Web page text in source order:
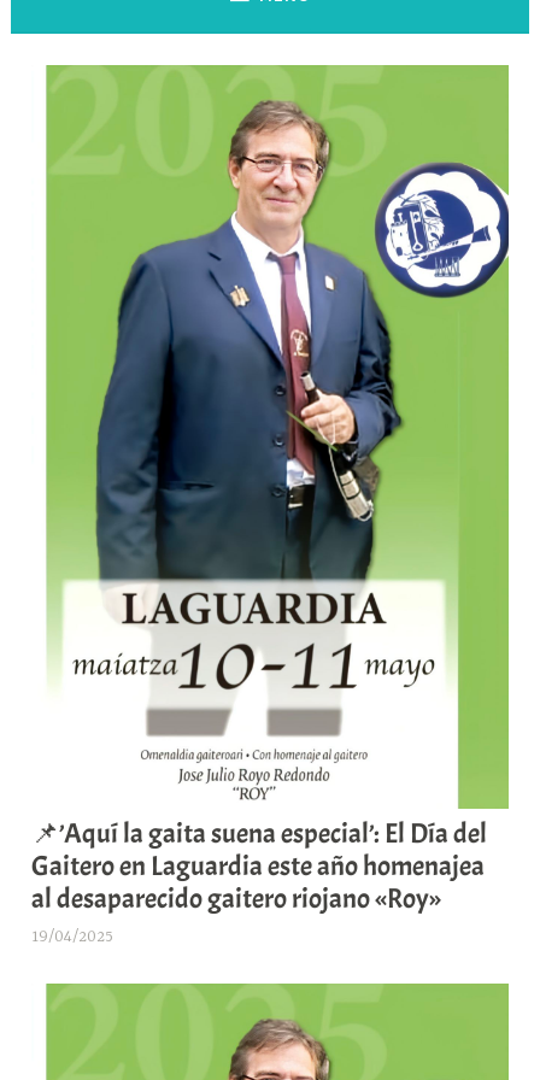
📌’Aquí la gaita suena especial’: El Día del
Gaitero en Laguardia este año homenajea
al desaparecido gaitero riojano «Roy»
19/04/2025